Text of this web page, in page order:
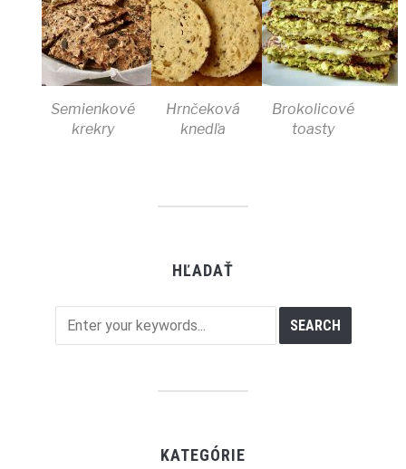
Semienkové
krekry
Hrnčeková
knedľa
Brokolicové
toasty
HĽADAŤ
KATEGÓRIE